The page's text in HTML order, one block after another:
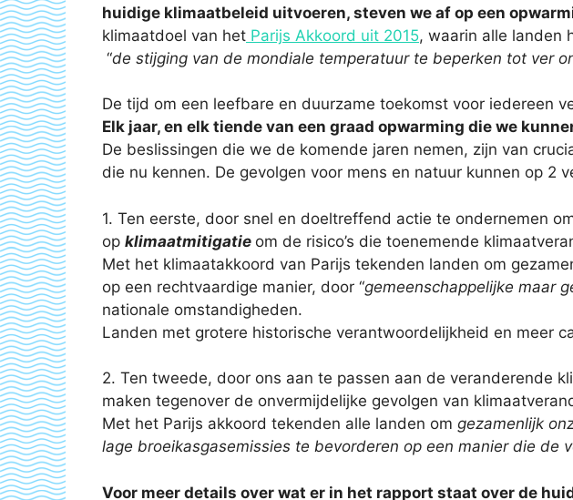
huidige klimaatbeleid uitvoeren, steven we af op een
klimaatdoel van het Parijs Akkoord uit 2015, waarin alle landen
“de stijging van de mondiale temperatuur te beperken tot ver
De tijd om een leefbare en duurzame toekomst voor iedereen
Elk jaar, en elk tiende van een graad opwarming die we
De beslissingen die we de komende jaren nemen, zijn van
die nu kennen. De gevolgen voor mens en natuur kunnen op 2
1. Ten eerste, door snel en doeltreffend actie te ondernemen
op klimaatmitigatie om de risico’s die toenemende
Met het klimaatakkoord van Parijs tekenden landen om
op een rechtvaardige manier, door “gemeenschappelijke maar
nationale omstandigheden.
Landen met grotere historische verantwoordelijkheid en meer
2. Ten tweede, door ons aan te passen aan de veranderende
maken tegenover de onvermijdelijke gevolgen van
Met het Parijs akkoord tekenden alle landen om gezamenlijk
lage broeikasgasemissies te bevorderen op een manier die de
Voor meer details over wat er in het rapport staat over de